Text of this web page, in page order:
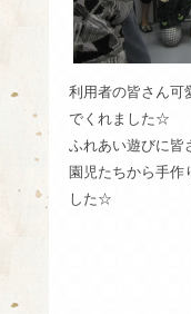
利用者の皆さん可
でくれました☆
ふれあい遊びに
園児たちから手作
した☆